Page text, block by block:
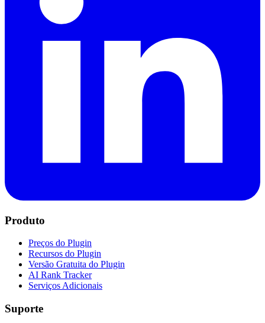
Produto
Preços do Plugin
Recursos do Plugin
Versão Gratuita do Plugin
AI Rank Tracker
Serviços Adicionais
Suporte